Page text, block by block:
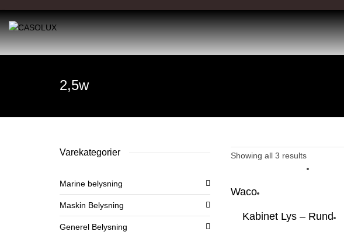
2,5w
Showing all 3 results
Waco
Kabinet Lys – Rund
Varekategorier
Marine belysning
Maskin Belysning
Generel Belysning